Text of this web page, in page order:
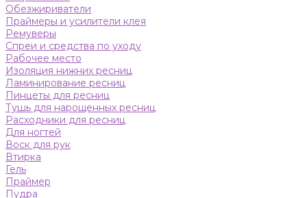
Обезжириватели
Праймеры и усилители клея
Ремуверы
Спреи и средства по уходу
Рабочее место
Изоляция нижних ресниц
Ламинирование ресниц
Пинцеты для ресниц
Тушь для нарощенных ресниц
Расходники для ресниц
Для ногтей
Воск для рук
Втирка
Гель
Праймер
Пудра